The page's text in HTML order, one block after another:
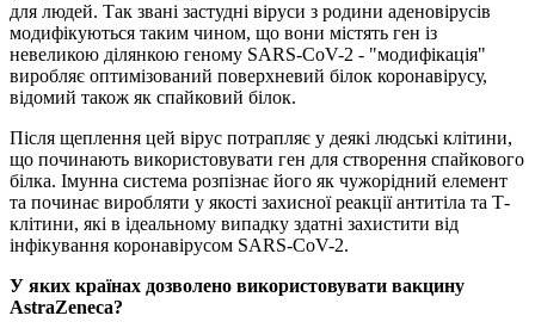
для людей. Так звані застудні віруси з родини аденовірусів
модифікуються таким чином, що вони містять ген із
невеликою ділянкою геному SARS-CoV-2 - "модифікація"
виробляє оптимізований поверхневий білок коронавірусу,
відомий також як спайковий білок.
Після щеплення цей вірус потрапляє у деякі людські клітини,
що починають використовувати ген для створення спайкового
білка. Імунна система розпізнає його як чужорідний елемент
та починає виробляти у якості захисної реакції антитіла та Т-
клітини, які в ідеальному випадку здатні захистити від
інфікування коронавірусом SARS-CoV-2.
У яких країнах дозволено використовувати вакцину
AstraZeneca?